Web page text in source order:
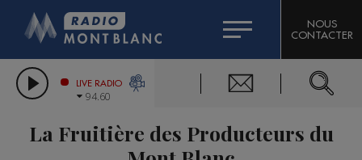
LES CHRONIQUES DE L'EXPERT
CITIZEN MACHINERY
GRAND MASSIF DOMAINES SKIABLES
BIGARD
COMPAGNIE DU MONT-BLANC
NOUS
CONTACTER
LIVE RADIO
94.60
La Fruitière des Producteurs du